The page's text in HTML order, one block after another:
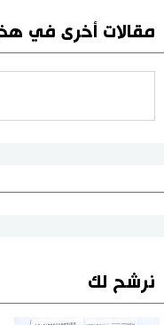
مقالات أخرى في
نرشح لك